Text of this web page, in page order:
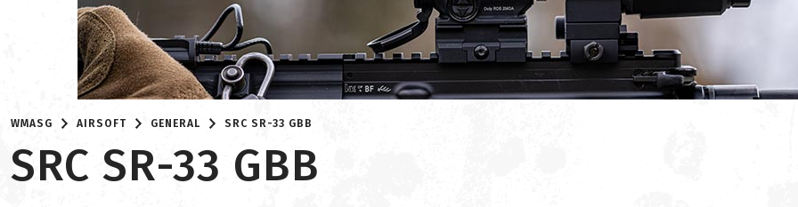
WMASG AIRSOFT GENERAL SRC SR-33 GBB
SRC SR-33 GBB